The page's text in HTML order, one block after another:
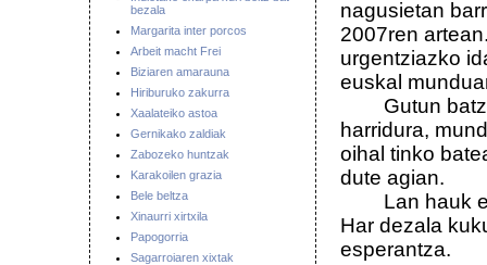
bezala
Margarita inter porcos
Arbeit macht Frei
Biziaren amarauna
Hiriburuko zakurra
Xaalateiko astoa
Gernikako zaldiak
Zabozeko huntzak
Karakoilen grazia
Bele beltza
Xinaurri xirtxila
Papogorria
Sagarroiaren xixtak
nagusietan
2007ren
urgentziazko
euskal
Gutun batzu
harridura,
oihal tinko
dute agian.
Lan hauk
Har dezala
esperantza.